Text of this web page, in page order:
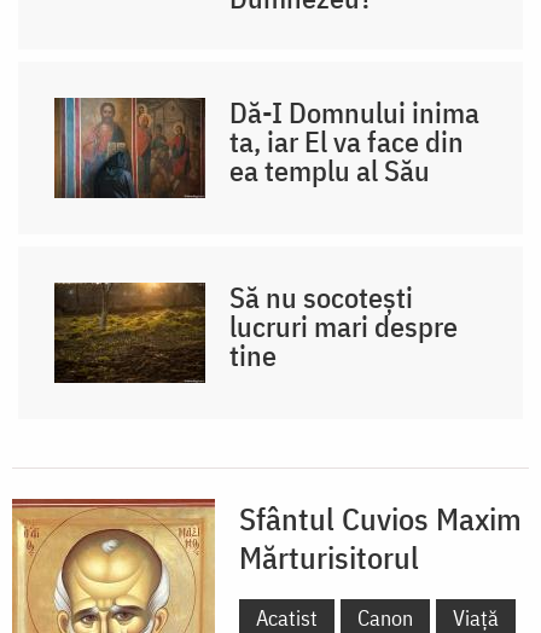
Dă-I Domnului inima
ta, iar El va face din
ea templu al Său
Să nu socotești
lucruri mari despre
tine
Sfântul Cuvios Maxim
Mărturisitorul
Acatist Canon
Viață